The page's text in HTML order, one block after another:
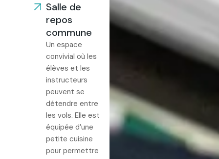
Salle de
repos
commune
Un espace
convivial où les
élèves et les
instructeurs
peuvent se
détendre entre
les vols. Elle est
équipée d’une
petite cuisine
pour permettre